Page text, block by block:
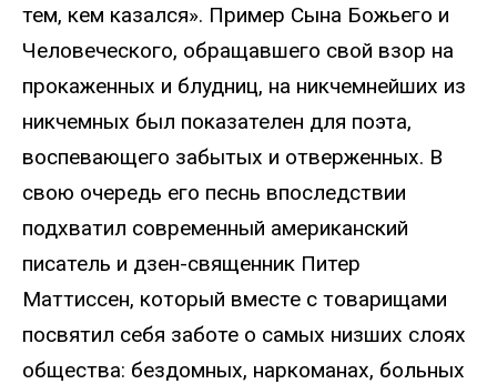
тем, кем казался». Пример Сына Божьего и
Человеческого, обращавшего свой взор на
прокаженных и блудниц, на никчемнейших из
никчемных был показателен для поэта,
воспевающего забытых и отверженных. В
свою очередь его песнь впоследствии
подхватил современный американский
писатель и дзен-священник Питер
Маттиссен, который вместе с товарищами
посвятил себя заботе о самых низших слоях
общества: бездомных, наркоманах, больных